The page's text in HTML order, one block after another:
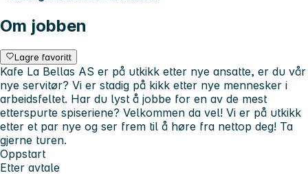
Om jobben
Lagre favoritt
Kafe La Bellas AS er på utkikk etter nye ansatte, er du vår
nye servitør? Vi er stadig på kikk etter nye mennesker i
arbeidsfeltet. Har du lyst å jobbe for en av de mest
etterspurte spiseriene? Velkommen da vel! Vi er på utkikk
etter et par nye og ser frem til å høre fra nettop deg! Ta
gjerne turen.
Oppstart
Etter avtale